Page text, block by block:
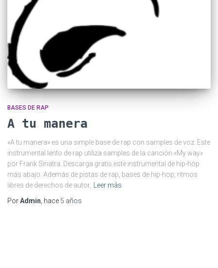
BASES DE RAP
A tu manera
«A tu manera» es una simple base de rap con samples de voz. Este
instrumental lento de rap utiliza samples de la canción «My way»
por Frank Sinatra. Descarga gratis este instrumental de hip-hop
más abajo. Además de pistas de rap, bases de hip-hop, ritmos
libres de derechos de autor,
Leer más
PorAdmin , hace 5 años